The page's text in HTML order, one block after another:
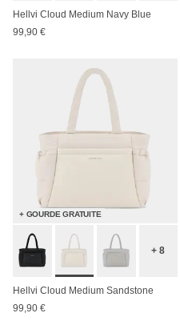
Hellvi Cloud Medium Navy Blue
99,90 €
+ GOURDE GRATUITE
+ 8
Hellvi Cloud Medium Sandstone
99,90 €